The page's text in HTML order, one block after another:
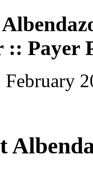
:: Payer
February